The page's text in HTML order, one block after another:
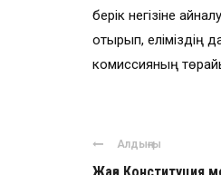
берік негізіне
отырып, еліміздің
комиссияның
Алдыңғы